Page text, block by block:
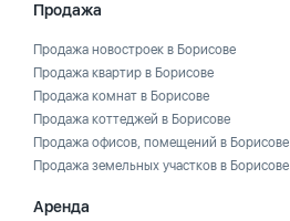
Продажа
Продажа новостроек в Борисове
Продажа квартир в Борисове
Продажа комнат в Борисове
Продажа коттеджей в Борисове
Продажа офисов, помещений в Борисове
Продажа земельных участков в Борисове
Аренда